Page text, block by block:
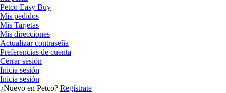
Petco Easy Buy
Mis pedidos
Mis Tarjetas
Mis direcciones
Actualizar contraseña
Preferencias de cuenta
Cerrar sesión
Inicia sesión
Inicia sesión
¿Nuevo en Petco? Regístrate